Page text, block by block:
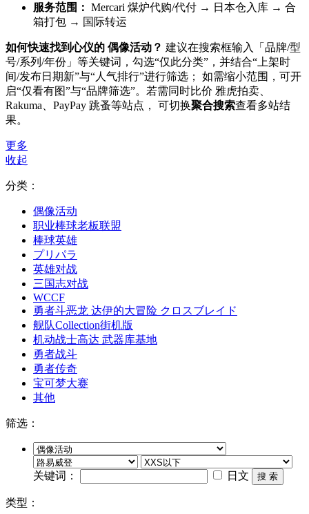
服务范围： Mercari 煤炉代购/代付 → 日本仓入库 → 合
箱打包 → 国际转运
如何快速找到心仪的 偶像活动？ 建议在搜索框输入「品牌/型
号/系列/年份」等关键词，勾选“仅此分类”，并结合“上架时
间/发布日期新”与“人气排行”进行筛选； 如需缩小范围，可开
启“仅看有图”与“品牌筛选”。若需同时比价 雅虎拍卖、
Rakuma、PayPay 跳蚤等站点， 可切换聚合搜索查看多站结
果。
更多
收起
分类：
偶像活动
职业棒球老板联盟
棒球英雄
プリパラ
英雄对战
三国志对战
WCCF
勇者斗恶龙 达伊的大冒险 クロスブレイド
舰队Collection街机版
机动战士高达 武器库基地
勇者战斗
勇者传奇
宝可梦大赛
其他
筛选：
关键词： 日文 搜 索
类型：